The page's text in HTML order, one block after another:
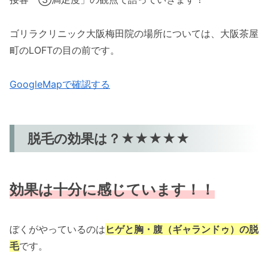
ゴリラクリニック大阪梅田院の場所については、大阪茶屋
町のLOFTの目の前です。
GoogleMapで確認する
脱毛の効果は？★★★★★
効果は十分に感じています！！
ぼくがやっているのは ヒゲと胸・腹（ギャランドゥ）の脱
毛です。